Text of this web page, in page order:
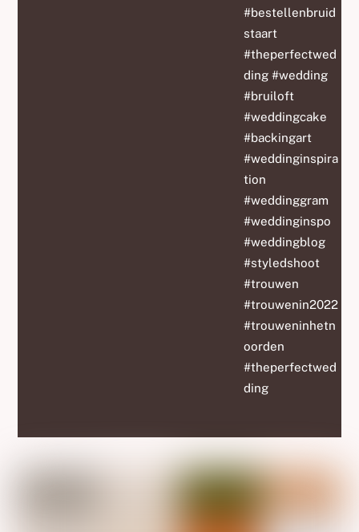
#bestellenbruid
staart
#theperfectwed
ding #wedding
#bruiloft
#weddingcake
#backingart
#weddinginspira
tion
#weddinggram
#weddinginspo
#weddingblog
#styledshoot
#trouwen
#trouwenin2022
#trouweninhetn
oorden
#theperfectwed
ding